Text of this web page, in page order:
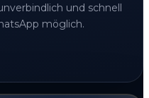
und schnell
möglich.